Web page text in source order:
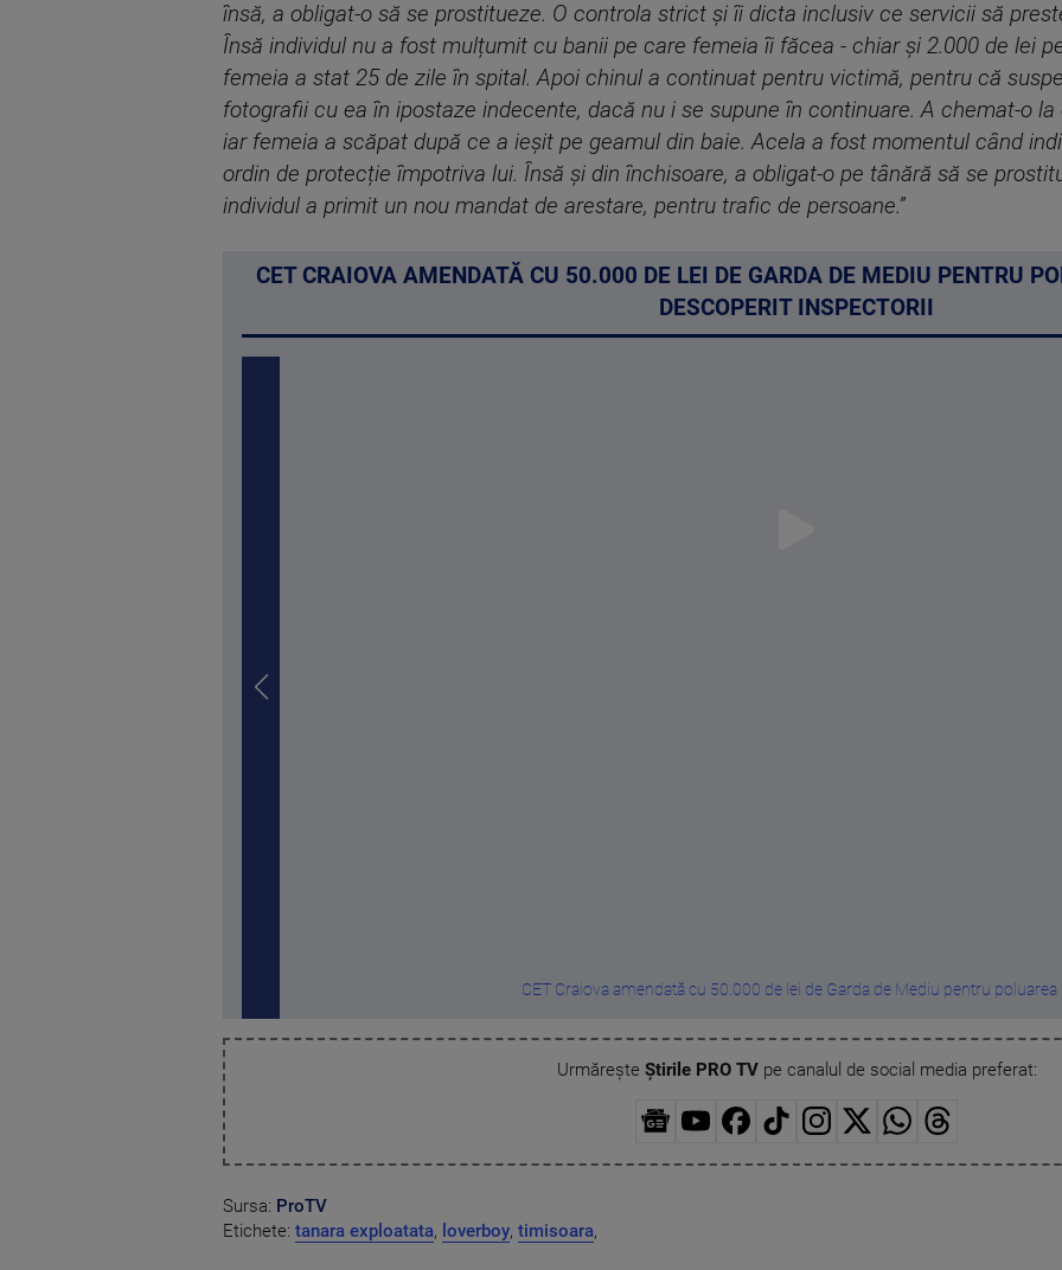
însă, a obligat-o să se prostitueze. O controla strict și îi dicta inclusiv ce servicii să
Însă individul nu a fost mulțumit cu banii pe care femeia îi făcea - chiar și 2.000 de lei
femeia a stat 25 de zile în spital. Apoi chinul a continuat pentru victimă, pentru că
fotografii cu ea în ipostaze indecente, dacă nu i se supune în continuare. A chemat-o
iar femeia a scăpat după ce a ieșit pe geamul din baie. Acela a fost momentul când
ordin de protecție împotriva lui. Însă și din închisoare, a obligat-o pe tânără să se
individul a primit un nou mandat de arestare, pentru trafic de persoane.”
CET CRAIOVA AMENDATĂ CU 50.000 DE LEI DE GARDA DE MEDIU PENTRU
DESCOPERIT INSPECTORII
CET Craiova amendată cu 50.000 de lei de Garda de Mediu pentru poluarea
Urmărește Știrile PRO TVpe canalul de social media preferat:
Sursa: ProTV
Etichete: tanara exploatata, loverboy, timisoara,